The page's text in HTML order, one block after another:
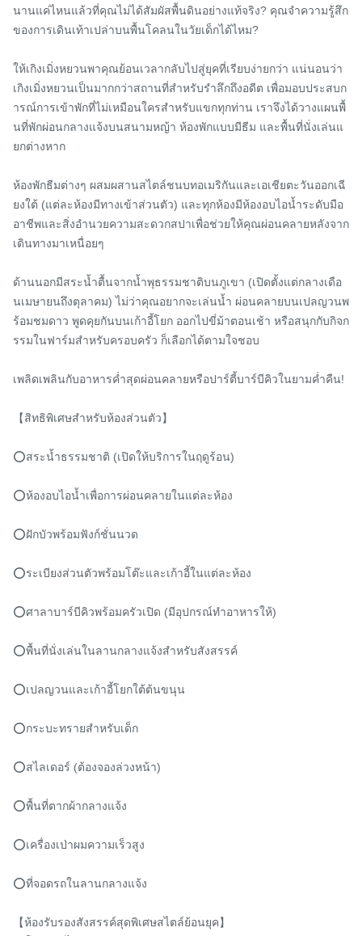
นานแค่ไหนแล้วที่คุณไม่ได้สัมผัสพื้นดินอย่างแท้จริง? คุณจำความรู้สึก
ของการเดินเท้าเปล่าบนพื้นโคลนในวัยเด็กได้ไหม?
ให้เกิงเมิ่งหยวนพาคุณย้อนเวลากลับไปสู่ยุคที่เรียบง่ายกว่า แน่นอนว่า
เกิงเมิ่งหยวนเป็นมากกว่าสถานที่สำหรับรำลึกถึงอดีต เพื่อมอบประสบก
ารณ์การเข้าพักที่ไม่เหมือนใครสำหรับแขกทุกท่าน เราจึงได้วางแผนพื้
นที่พักผ่อนกลางแจ้งบนสนามหญ้า ห้องพักแบบมีธีม และพื้นที่นั่งเล่นแ
ยกต่างหาก
ห้องพักธีมต่างๆ ผสมผสานสไตล์ชนบทอเมริกันและเอเชียตะวันออกเฉี
ยงใต้ (แต่ละห้องมีทางเข้าส่วนตัว) และทุกห้องมีห้องอบไอน้ำระดับมือ
อาชีพและสิ่งอำนวยความสะดวกสปาเพื่อช่วยให้คุณผ่อนคลายหลังจาก
เดินทางมาเหนื่อยๆ
ด้านนอกมีสระน้ำตื้นจากน้ำพุธรรมชาติบนภูเขา (เปิดตั้งแต่กลางเดือ
นเมษายนถึงตุลาคม) ไม่ว่าคุณอยากจะเล่นน้ำ ผ่อนคลายบนเปลญวนพ
ร้อมชมดาว พูดคุยกันบนเก้าอี้โยก ออกไปขี่ม้าตอนเช้า หรือสนุกกับกิจก
รรมในฟาร์มสำหรับครอบครัว ก็เลือกได้ตามใจชอบ
เพลิดเพลินกับอาหารค่ำสุดผ่อนคลายหรือปาร์ตี้บาร์บีคิวในยามค่ำคืน!
【สิทธิพิเศษสำหรับห้องส่วนตัว】
⭕️สระน้ำธรรมชาติ (เปิดให้บริการในฤดูร้อน)
⭕️ห้องอบไอน้ำเพื่อการผ่อนคลายในแต่ละห้อง
⭕️ฝักบัวพร้อมฟังก์ชั่นนวด
⭕️ระเบียงส่วนตัวพร้อมโต๊ะและเก้าอี้ในแต่ละห้อง
⭕️ศาลาบาร์บีคิวพร้อมครัวเปิด (มีอุปกรณ์ทำอาหารให้)
⭕️พื้นที่นั่งเล่นในลานกลางแจ้งสำหรับสังสรรค์
⭕️เปลญวนและเก้าอี้โยกใต้ต้นขนุน
⭕️กระบะทรายสำหรับเด็ก
⭕️สไลเดอร์ (ต้องจองล่วงหน้า)
⭕️พื้นที่ตากผ้ากลางแจ้ง
⭕️เครื่องเป่าผมความเร็วสูง
⭕️ที่จอดรถในลานกลางแจ้ง
【ห้องรับรองสังสรรค์สุดพิเศษสไตล์ย้อนยุค】